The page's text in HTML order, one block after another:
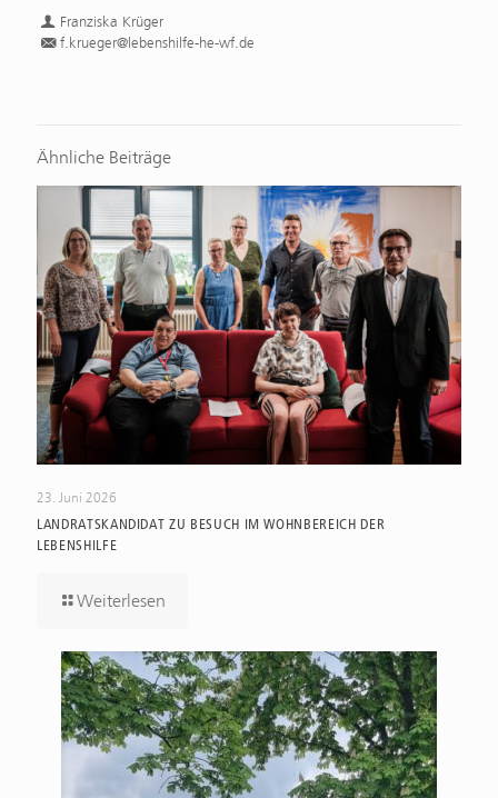
Franziska Krüger
f.krueger@lebenshilfe-he-wf.de
Ähnliche Beiträge
23. Juni 2026
LANDRATSKANDIDAT ZU BESUCH IM WOHNBEREICH DER
LEBENSHILFE
Weiterlesen